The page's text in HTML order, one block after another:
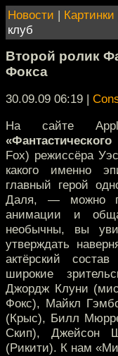
Новости | Картинки
клуб
Второй ролик
Фокса
30.09.09 06:19 |
На сайте
Fox) режиссёра
какого именно
главный герой
Даля, — можно
анимации и
необычны, вы
утверждать
актёрский
широкие
Джордж Клуни
Фокс), Майкл
(Крыс), Билл
Скип), Джейсон
(Рикити). К нам